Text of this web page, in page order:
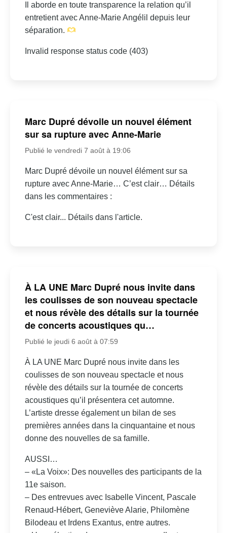
Il aborde en toute transparence la relation qu’il
entretient avec Anne-Marie Angélil depuis leur
séparation.
Invalid response status code (403)
Marc Dupré dévoile un nouvel élément
sur sa rupture avec Anne-Marie
Publié le vendredi 7 août à 19:06
Marc Dupré dévoile un nouvel élément sur sa
rupture avec Anne-Marie… C’est clair… Détails
dans les commentaires :
C'est clair... Détails dans l'article.
À LA UNE Marc Dupré nous invite dans
les coulisses de son nouveau spectacle
et nous révèle des détails sur la tournée
de concerts acoustiques qu…
Publié le jeudi 6 août à 07:59
À LA UNE Marc Dupré nous invite dans les
coulisses de son nouveau spectacle et nous
révèle des détails sur la tournée de concerts
acoustiques qu’il présentera cet automne.
L’artiste dresse également un bilan de ses
premières années dans la cinquantaine et nous
donne des nouvelles de sa famille.
AUSSI…
– «La Voix»: Des nouvelles des participants de la
11e saison.
– Des entrevues avec Isabelle Vincent, Pascale
Renaud-Hébert, Geneviève Alarie, Philomène
Bilodeau et Irdens Exantus, entre autres.